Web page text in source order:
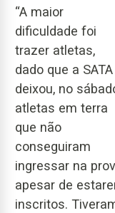
“A maior
dificuldade foi
trazer atletas,
dado que a SATA
deixou, no
atletas em terra
que não
conseguiram
ingressar na
apesar de
inscritos.